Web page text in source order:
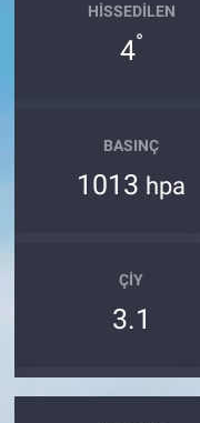
HISSEDILEN
4°
BASINÇ
1013 hpa
ÇIY
3.1